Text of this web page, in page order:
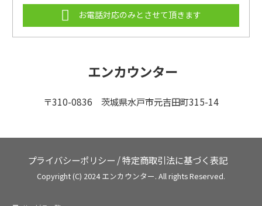
お電話対応のみとさせて頂きます
エンカウンター
〒310-0836 茨城県水戸市元吉田町315-14
プライバシーポリシー /特定商取引法に基づく表記
Copyright (C) 2024 エンカウンター. All rights Reserved.